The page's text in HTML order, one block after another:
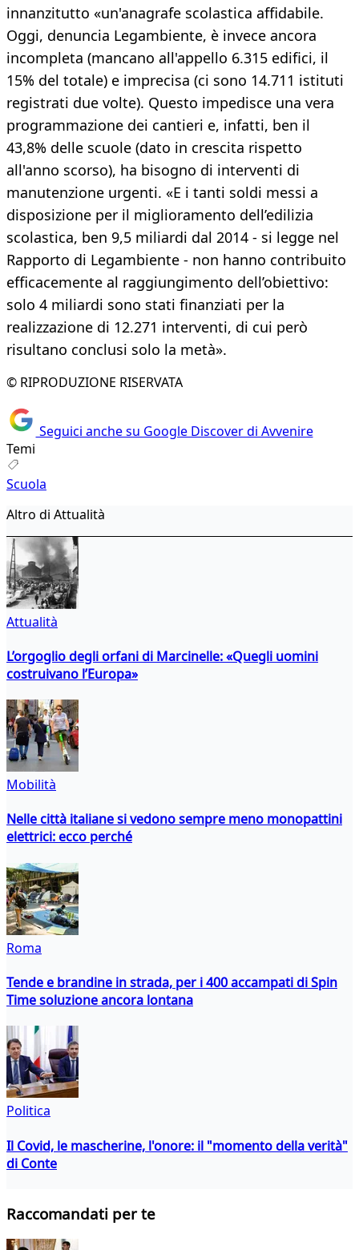
innanzitutto «un'anagrafe scolastica affidabile.
Oggi, denuncia Legambiente, è invece ancora
incompleta (mancano all'appello 6.315 edifici, il
15% del totale) e imprecisa (ci sono 14.711 istituti
registrati due volte). Questo impedisce una vera
programmazione dei cantieri e, infatti, ben il
43,8% delle scuole (dato in crescita rispetto
all'anno scorso), ha bisogno di interventi di
manutenzione urgenti. «E i tanti soldi messi a
disposizione per il miglioramento dell’edilizia
scolastica, ben 9,5 miliardi dal 2014 - si legge nel
Rapporto di Legambiente - non hanno contribuito
efficacemente al raggiungimento dell’obiettivo:
solo 4 miliardi sono stati finanziati per la
realizzazione di 12.271 interventi, di cui però
risultano conclusi solo la metà».
© RIPRODUZIONE RISERVATA
Seguici anche su Google Discover di Avvenire
Temi
Scuola
Altro di Attualità
Attualità
L’orgoglio degli orfani di Marcinelle: «Quegli uomini
costruivano l’Europa»
Mobilità
Nelle città italiane si vedono sempre meno monopattini
elettrici: ecco perché
Roma
Tende e brandine in strada, per i 400 accampati di Spin
Time soluzione ancora lontana
Politica
Il Covid, le mascherine, l'onore: il "momento della verità"
di Conte
Raccomandati per te